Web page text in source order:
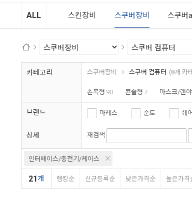
ALL 스킨장비 스쿠버장비 스쿠버
카테고리 스쿠버장비 스쿠버 컴퓨터 (8개 카
손목형 90 콘솔형 7 마스크/랜
브랜드 마레스 순토 쉐
상세 재검색
인터페이스/충전기/케이스
21개 랭킹순 신규등록순 낮은가격순 높은가격